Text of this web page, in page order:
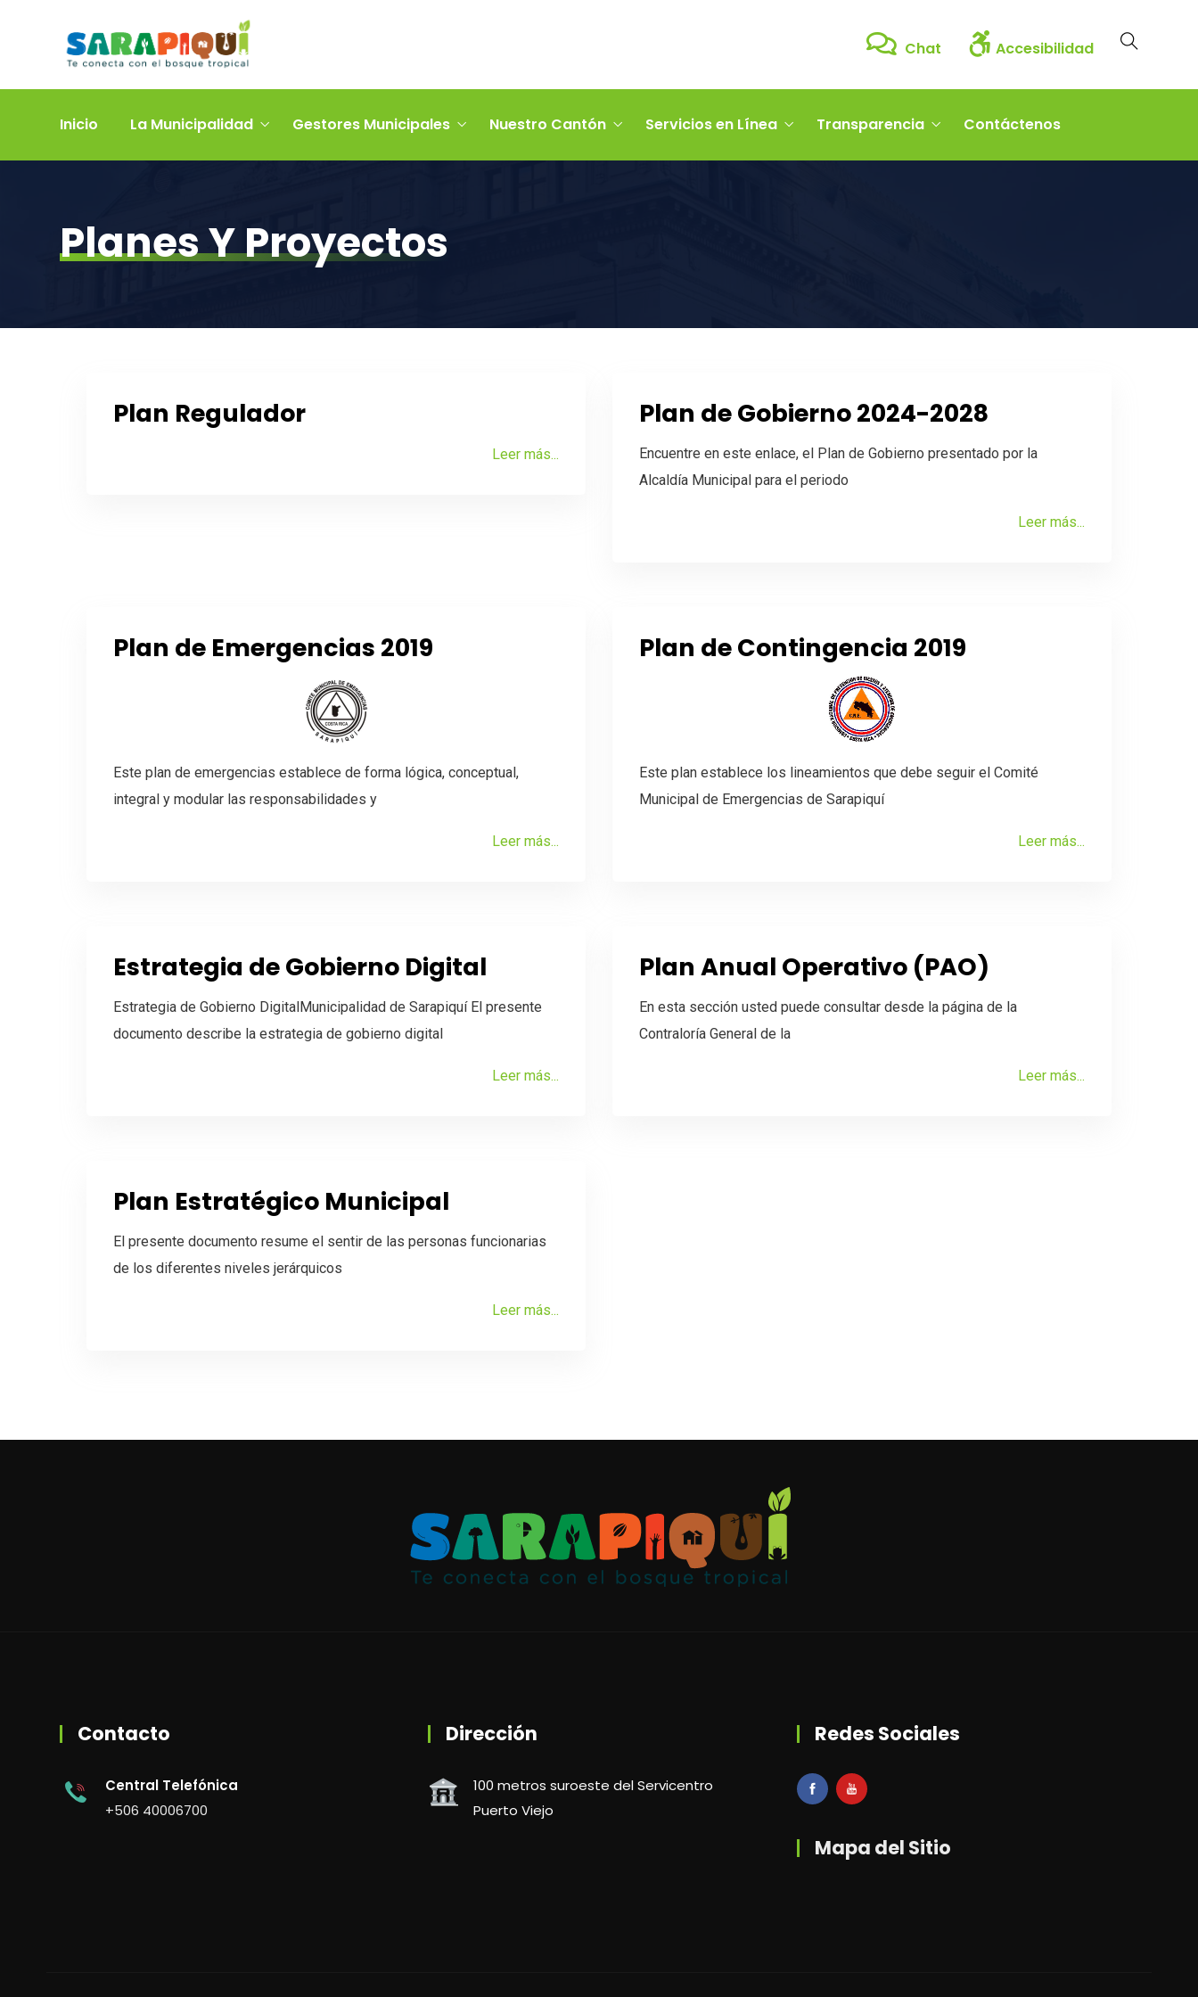
Chat Accesibilidad
Inicio La Municipalidad Gestores Municipales Nuestro Cantón Servicios en Línea Transparencia Contáctenos
Planes Y Proyectos
Plan Regulador
Leer más...
Plan de Gobierno 2024-2028
Encuentre en este enlace, el Plan de Gobierno presentado por la
Alcaldía Municipal para el periodo
Leer más...
Plan de Emergencias 2019
Este plan de emergencias establece de forma lógica, conceptual,
integral y modular las responsabilidades y
Leer más...
Plan de Contingencia 2019
Este plan establece los lineamientos que debe seguir el Comité
Municipal de Emergencias de Sarapiquí
Leer más...
Estrategia de Gobierno Digital
Estrategia de Gobierno DigitalMunicipalidad de Sarapiquí El presente
documento describe la estrategia de gobierno digital
Leer más...
Plan Anual Operativo (PAO)
En esta sección usted puede consultar desde la página de la
Contraloría General de la
Leer más...
Plan Estratégico Municipal
El presente documento resume el sentir de las personas funcionarias
de los diferentes niveles jerárquicos
Leer más...
Contacto
Central Telefónica
+506 40006700
Dirección
100 metros suroeste del Servicentro
Puerto Viejo
Redes Sociales
Mapa del Sitio